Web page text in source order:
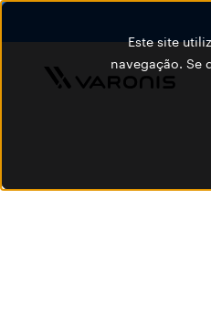
Este site
navegação. Se